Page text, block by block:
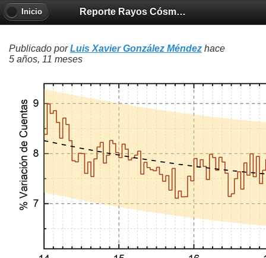
Reporte Rayos Cósmicos 2020-08-20
Inicio
Publicado porLuis Xavier González Méndez hace
5 años, 11 meses